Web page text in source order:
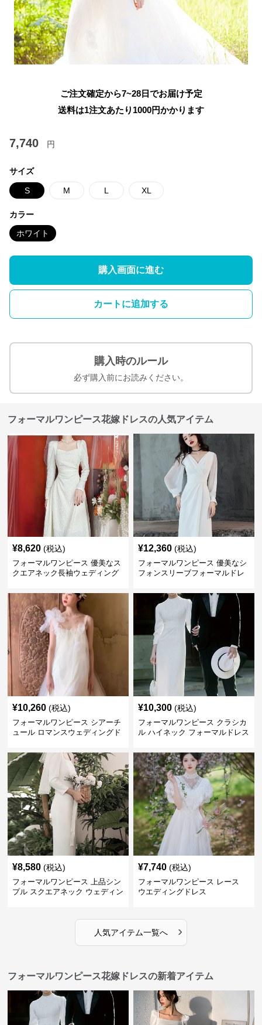
ご注文確定から7~28日でお届け予定
送料は1注文あたり 1000円かかります
7,740 円
サイズ
S M L XL
カラー
ホワイト
購入画面に進む
カートに追加する
購入時のルール
必ず購入前にお読みください。
フォーマルワンピース花嫁ドレスの人気アイテム
¥8,620 (税込)
フォーマルワンピース 優美なス
クエアネック長袖ウェディング
¥12,360 (税込)
フォーマルワンピース 優美なシ
フォンスリーブフォーマルドレ
¥10,260 (税込)
フォーマルワンピース シアーチ
ュール ロマンスウェディングド
¥10,300 (税込)
フォーマルワンピース クラシカ
ル ハイネック フォーマルドレス
¥8,580 (税込)
フォーマルワンピース 上品シン
プル スクエアネック ウェディン
¥7,740 (税込)
フォーマルワンピース レース
ウエディングドレス
人気アイテム一覧へ ›
フォーマルワンピース花嫁ドレスの新着アイテム